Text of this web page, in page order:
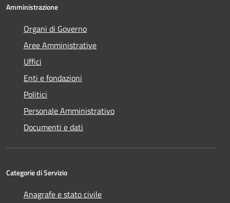
Amministrazione
Organi di Governo
Aree Amministrative
Uffici
Enti e fondazioni
Politici
Personale Amministrativo
Documenti e dati
Categorie di Servizio
Anagrafe e stato civile